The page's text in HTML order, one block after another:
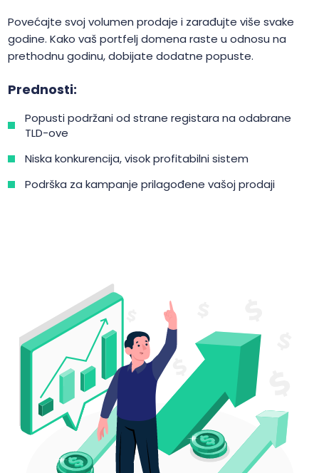
Povećajte svoj volumen prodaje i zarađujte više svake
godine. Kako vaš portfelj domena raste u odnosu na
prethodnu godinu, dobijate dodatne popuste.
Prednosti:
Popusti podržani od strane registara na odabrane
TLD-ove
Niska konkurencija, visok profitabilni sistem
Podrška za kampanje prilagođene vašoj prodaji